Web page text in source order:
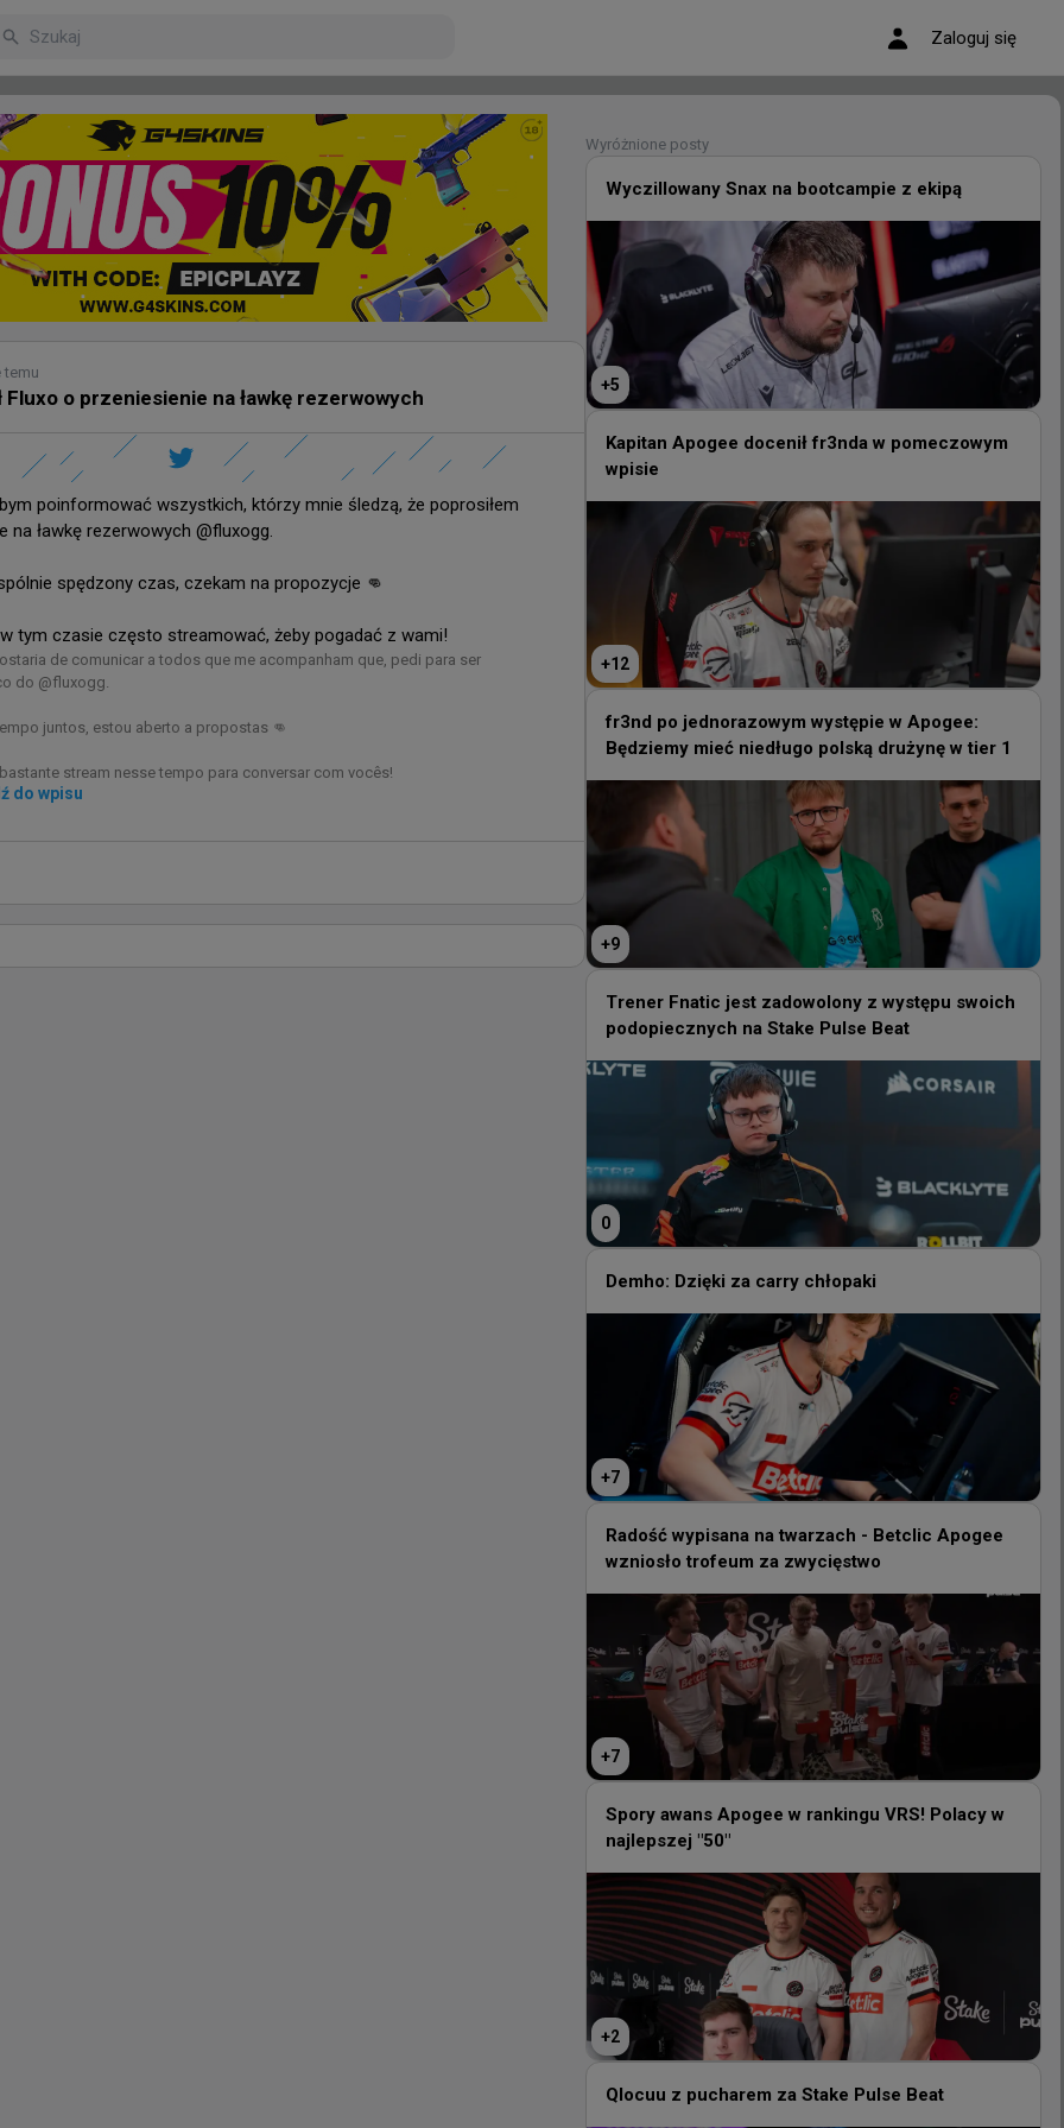
Zaloguj się
temu
z występu swoich podopiecznych na Stake Pulse
nowego składu i pierwszy LAN mazaya, dlatego jestem
z nastawienia zespołu podczas całych zawodów.
sięgają znacznie wyżej, a każdy mecz ma znaczenie. To nie takie
detale, a Liquid potrafiło je lepiej wykorzystać.
w kwalifikacjach do Esports World Cup.
Wyczillowany Snax na bootcampie z ekipą
+5
Kapitan Apogee docenił fr3nda w pomeczowym
fr3nd po jednorazowym występie w Apogee:
Będziemy mieć niedługo polską drużynę w tier 1
Trener Fnatic jest zadowolony z występu swoich
0
Demho: Dzięki za carry chłopaki
Radość wypisana na twarzach - Betclic Apogee
wzniosło trofeum za zwycięstwo
Spory awans Apogee w rankingu VRS! Polacy w
najlepszej "50"
Qlocuu z pucharem za Stake Pulse Beat
temu
o przeniesienie na ławkę rezerwowych
poinformować wszystkich, którzy mnie śledzą, że poprosiłem
na ławkę rezerwowych @fluxogg.
spędzony czas, czekam na propozycje 👊
tym czasie często streamować, żeby pogadać z wami!
de comunicar a todos que me acompanham que, pedi para ser
do @fluxogg.
juntos, estou aberto a propostas 👊
stream nesse tempo para conversar com vocês!
do wpisu
Wyróżnione posty
Wyczillowany Snax na bootcampie z ekipą
+5
Kapitan Apogee docenił fr3nda w pomeczowym
wpisie
+12
fr3nd po jednorazowym występie w Apogee:
Będziemy mieć niedługo polską drużynę w tier 1
+9
Trener Fnatic jest zadowolony z występu swoich
podopiecznych na Stake Pulse Beat
0
Demho: Dzięki za carry chłopaki
+7
Radość wypisana na twarzach - Betclic Apogee
wzniosło trofeum za zwycięstwo
+7
Spory awans Apogee w rankingu VRS! Polacy w
najlepszej "50"
+2
Qlocuu z pucharem za Stake Pulse Beat